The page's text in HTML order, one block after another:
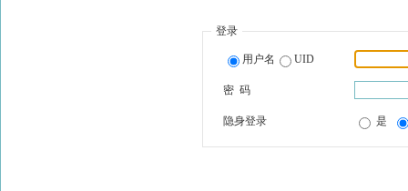
登录
用户名 UID
密 码
隐身登录 是